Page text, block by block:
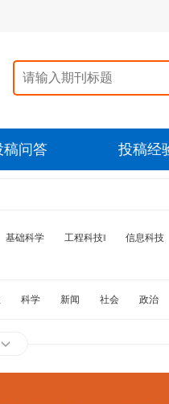
稿问答 投稿经
基础科学 工程科技‖ 信息科技
科学 新闻 社会 政治